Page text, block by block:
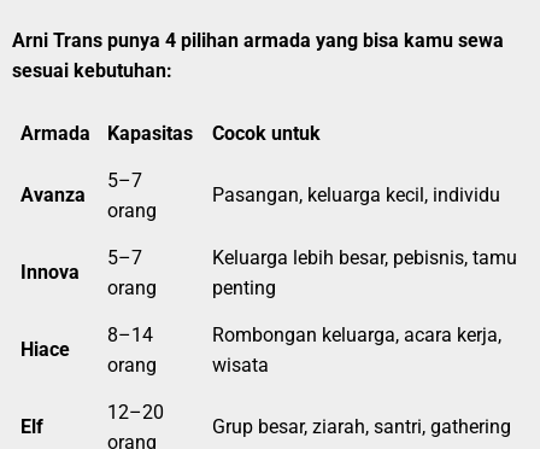
Arni Trans punya 4 pilihan armada yang bisa kamu sewa
sesuai kebutuhan:
Armada Kapasitas Cocok untuk
Avanza
5–7
orang
Pasangan, keluarga kecil, individu
Innova
5–7
orang
Keluarga lebih besar, pebisnis, tamu
penting
Hiace
8–14
orang
Rombongan keluarga, acara kerja,
wisata
Elf
12–20
orang
Grup besar, ziarah, santri, gathering